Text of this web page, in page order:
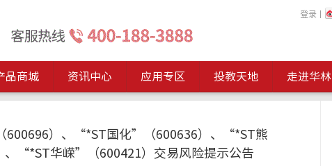
登录
品商城 资讯中心 应用专区 投教天地 走进华林
）、“*ST国化”（600636）、“*ST熊
、“*ST华嵘”（600421）交易风险提示公告